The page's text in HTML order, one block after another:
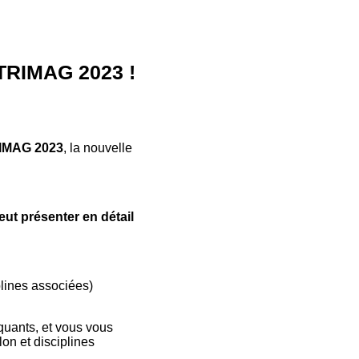
2023 !
2023, la nouvelle
présenter en détail
associées)
et vous vous
et disciplines